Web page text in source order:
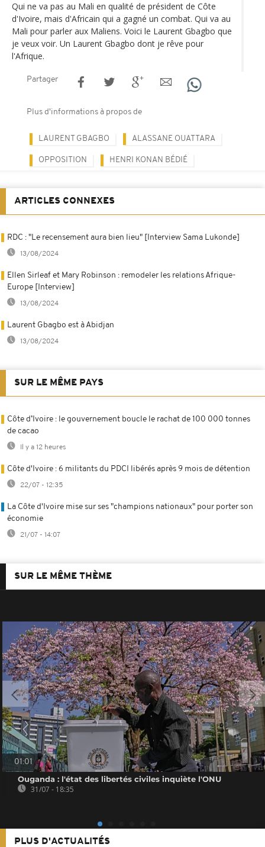
Qui ne va pas au Mali en qualité de président de Côte
d'Ivoire, mais d'Africain qui a gagné un combat. Qui va au
Mali pour parler aux Maliens. Voici le Laurent Gbagbo que
je veux voir. Un Laurent Gbagbo dont je rêve pour
l'Afrique.
Partager
Plus d'informations à propos de
LAURENT GBAGBO ALASSANE OUATTARA
OPPOSITION HENRI KONAN BÉDIÉ
ARTICLES CONNEXES
RDC : "Le recensement aura bien lieu" [Interview Sama Lukonde]
13/08/2024
Ellen Sirleaf et Mary Robinson : remodeler les relations Afrique-
Europe [Interview]
13/08/2024
Laurent Gbagbo est à Abidjan
13/08/2024
SUR LE MÊME PAYS
Côte d’Ivoire : le gouvernement boucle le rachat de 100 000 tonnes
de cacao
Il y a 12 heures
Côte d'Ivoire : 6 militants du PDCI libérés après 9 mois de détention
22/07 - 12:35
La Côte d'Ivoire mise sur ses "champions nationaux" pour porter son
économie
21/07 - 14:07
SUR LE MÊME THÈME
01:01
Ouganda : l'état des libertés civiles inquiète l'ONU
31/07 - 18:35
PLUS D'ACTUALITÉS